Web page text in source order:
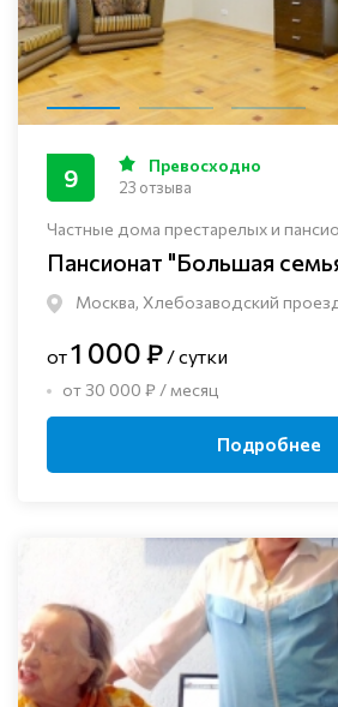
Частные дома престарелых и
Пансионат "Большая
Москва, Хлебозаводский
9 Превосходно
23 отзыва
от1 000 ₽ / сутки
от 30 000 ₽ / месяц
Подробнее